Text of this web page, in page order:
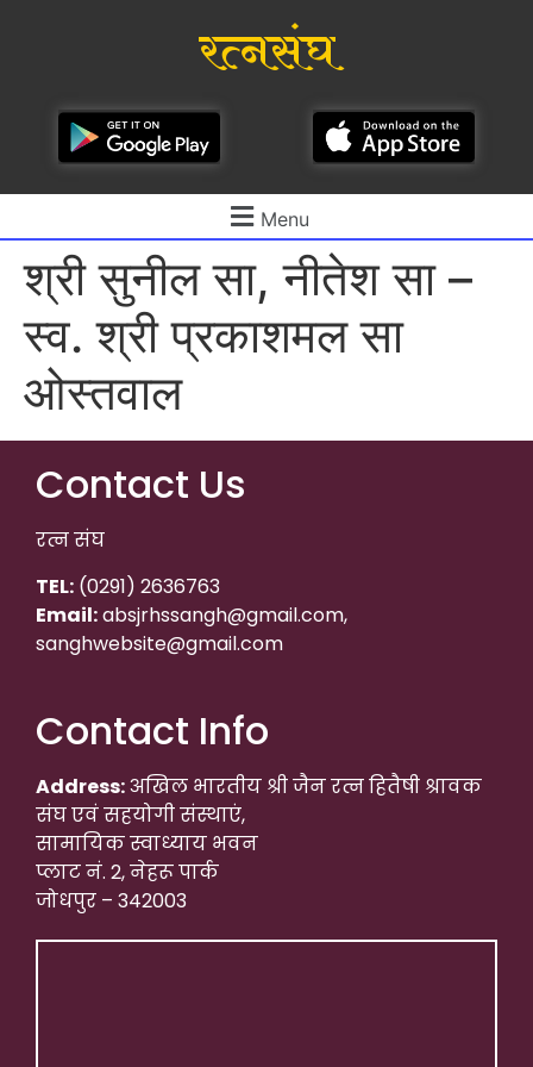
रत्नसंघ
Menu
श्री सुनील सा, नीतेश सा –
स्व. श्री प्रकाशमल सा
ओस्तवाल
Contact Us
रत्न संघ
TEL: (0291) 2636763
Email:absjrhssangh@gmail.com,
sanghwebsite@gmail.com
Contact Info
Address:अखिल भारतीय श्री जैन रत्न हितैषी श्रावक
संघ एवं सहयोगी संस्थाएं,
सामायिक स्वाध्याय भवन
प्लाट नं. 2, नेहरू पार्क
जोधपुर – 342003